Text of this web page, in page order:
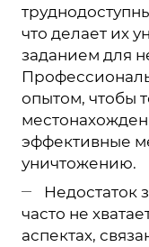
что делает их
заданием для
опытом, чтобы
эффективные
уничтожению.
Недостаток
часто не
аспектах,